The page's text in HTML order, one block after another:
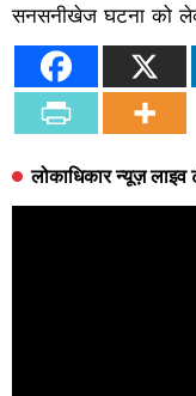
सनसनीखेज घटना को
लोकाधिकार न्यूज़ लाइव